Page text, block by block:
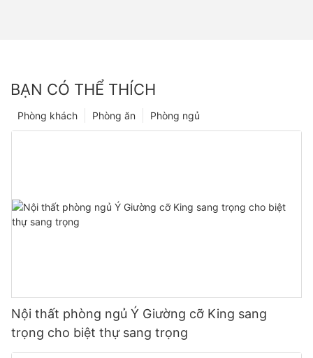
BẠN CÓ THỂ THÍCH
Phòng ngủ
Phòng ăn
Phòng khách
Nội thất phòng ngủ Ý Giường cỡ King sang
trọng cho biệt thự sang trọng